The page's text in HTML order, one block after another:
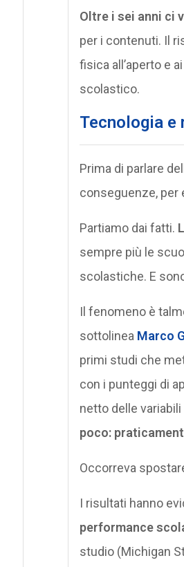
Oltre i sei anni ci
per i contenuti. Il
fisica all’aperto e
scolastico.
Tecnologia
Prima di parlare
conseguenze, per
Partiamo dai fatti.
sempre più le
scolastiche. E
Il fenomeno è
sottolinea Marco
primi studi che
con i punteggi di
netto delle
poco:
Occorreva
I risultati hanno
performance
studio (Michigan